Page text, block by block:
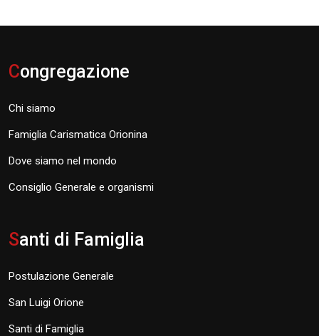
Congregazione
Chi siamo
Famiglia Carismatica Orionina
Dove siamo nel mondo
Consiglio Generale e organismi
Santi di Famiglia
Postulazione Generale
San Luigi Orione
Santi di Famiglia